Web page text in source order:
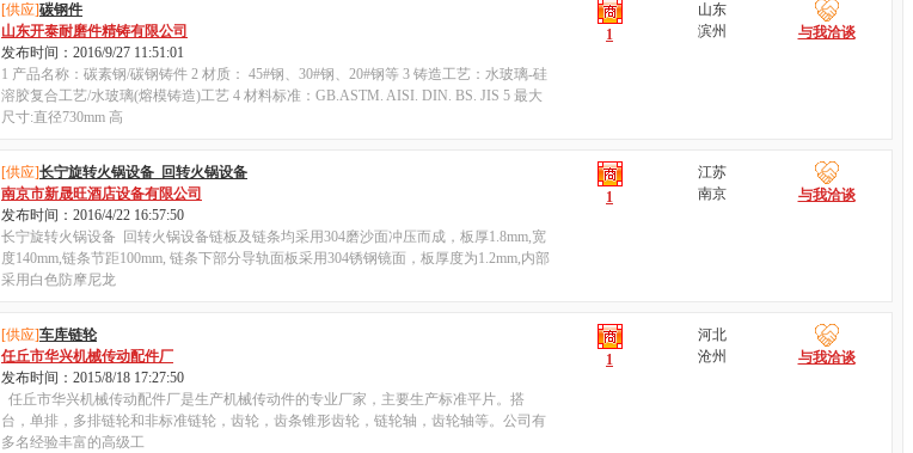
[供应]碳钢件
山东开泰耐磨件精铸有限公司
发布时间：2016/9/27 11:51:01
1 产品名称：碳素钢/碳钢铸件 2 材质： 45#钢、30#钢、20#钢等 3 铸造工艺：水玻璃-硅
溶胶复合工艺/水玻璃(熔模铸造)工艺 4 材料标准：GB.ASTM. AISI. DIN. BS. JIS 5 最大
尺寸:直径730mm 高
1
山东
滨州
与我洽谈
[供应]长宁旋转火锅设备 回转火锅设备
南京市新晟旺酒店设备有限公司
发布时间：2016/4/22 16:57:50
长宁旋转火锅设备 回转火锅设备链板及链条均采用304磨沙面冲压而成，板厚1.8mm,宽
度140mm,链条节距100mm, 链条下部分导轨面板采用304锈钢镜面，板厚度为1.2mm,内部
采用白色防摩尼龙
1
江苏
南京
与我洽谈
[供应]车库链轮
任丘市华兴机械传动配件厂
发布时间：2015/8/18 17:27:50
任丘市华兴机械传动配件厂是生产机械传动件的专业厂家，主要生产标准平片。搭
台，单排，多排链轮和非标准链轮，齿轮，齿条锥形齿轮，链轮轴，齿轮轴等。公司有
多名经验丰富的高级工
1
河北
沧州
与我洽谈